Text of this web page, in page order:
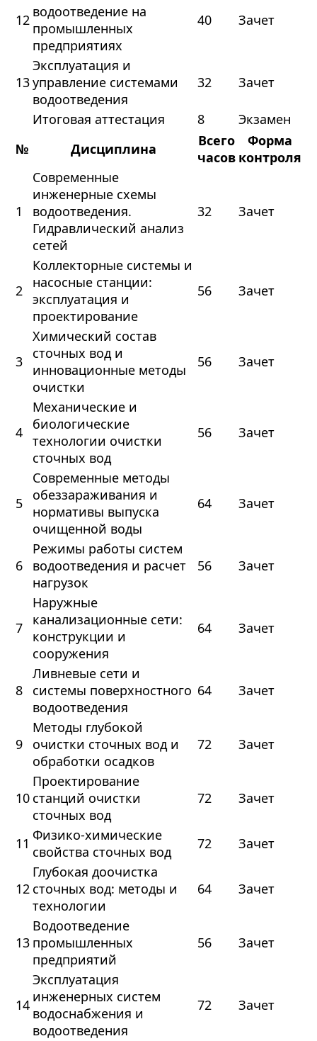
12 водоотведение на
промышленных
предприятиях
40 Зачет
13
Эксплуатация и
управление системами
водоотведения
32 Зачет
Итоговая аттестация 8
Экзамен
№
Дисциплина
Всего
часов
Форма
контроля
1
Современные
инженерные схемы
водоотведения.
Гидравлический анализ
сетей
32 Зачет
2
Коллекторные системы и
насосные станции:
эксплуатация и
проектирование
56 Зачет
3
Химический состав
сточных вод и
инновационные методы
очистки
56 Зачет
4
Механические и
биологические
технологии очистки
сточных вод
56 Зачет
5
Современные методы
обеззараживания и
нормативы выпуска
очищенной воды
64 Зачет
6
Режимы работы систем
водоотведения и расчет
нагрузок
56 Зачет
7
Наружные
канализационные сети:
конструкции и
сооружения
64 Зачет
8
Ливневые сети и
системы поверхностного
водоотведения
64 Зачет
9
Методы глубокой
очистки сточных вод и
обработки осадков
72 Зачет
10
Проектирование
станций очистки
сточных вод
72 Зачет
11 Физико-химические
свойства сточных вод
72 Зачет
12
Глубокая доочистка
сточных вод: методы и
технологии
64 Зачет
13
Водоотведение
промышленных
предприятий
56 Зачет
14
Эксплуатация
инженерных систем
водоснабжения и
водоотведения
72 Зачет